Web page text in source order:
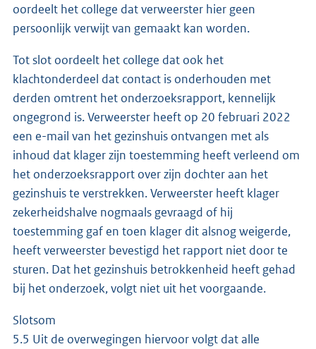
oordeelt het college dat verweerster hier geen
persoonlijk verwijt van gemaakt kan worden.
Tot slot oordeelt het college dat ook het
klachtonderdeel dat contact is onderhouden met
derden omtrent het onderzoeksrapport, kennelijk
ongegrond is. Verweerster heeft op 20 februari 2022
een e-mail van het gezinshuis ontvangen met als
inhoud dat klager zijn toestemming heeft verleend om
het onderzoeksrapport over zijn dochter aan het
gezinshuis te verstrekken. Verweerster heeft klager
zekerheidshalve nogmaals gevraagd of hij
toestemming gaf en toen klager dit alsnog weigerde,
heeft verweerster bevestigd het rapport niet door te
sturen. Dat het gezinshuis betrokkenheid heeft gehad
bij het onderzoek, volgt niet uit het voorgaande.
Slotsom
5.5 Uit de overwegingen hiervoor volgt dat alle